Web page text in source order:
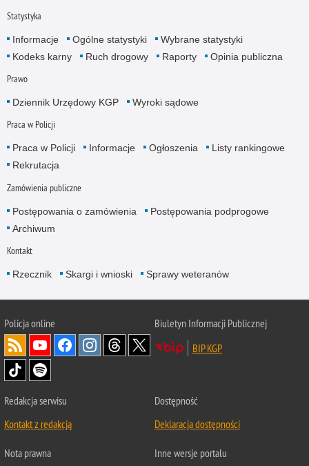
Statystyka
Informacje Ogólne statystyki
Wybrane statystyki
Kodeks karny
Ruch drogowy Raporty Opinia publiczna
Prawo
Dziennik Urzędowy KGP Wyroki sądowe
Praca w Policji
Praca w Policji Informacje Ogłoszenia
Listy rankingowe
Rekrutacja
Zamówienia publiczne
Postępowania o zamówienia
Postępowania podprogowe
Archiwum
Kontakt
Rzecznik Skargi i wnioski Sprawy weteranów
Policjaonline
Biuletyn Informacji Publicznej
BIP KGP
Redakcja serwisu
Kontakt z redakcją
Dostępność
Deklaracja dostępności
Nota prawna
Inne wersje portalu